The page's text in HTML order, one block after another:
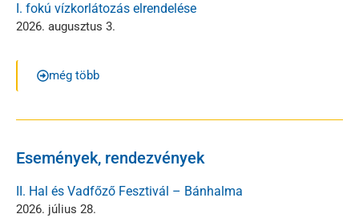
I. fokú vízkorlátozás elrendelése
2026. augusztus 3.
még több
Események, rendezvények
II. Hal és Vadfőző Fesztivál – Bánhalma
2026. július 28.